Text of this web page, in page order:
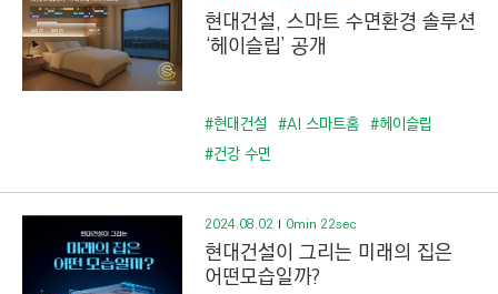
O
N
)
현대건설, 스마트 수면환경 솔루션
‘헤이슬립’ 공개
#현대건설 #AI 스마트홈 #헤이슬립
#건강 수면
2024.08.02 0min 22sec
현대건설이 그리는 미래의 집은
어떤모습일까?